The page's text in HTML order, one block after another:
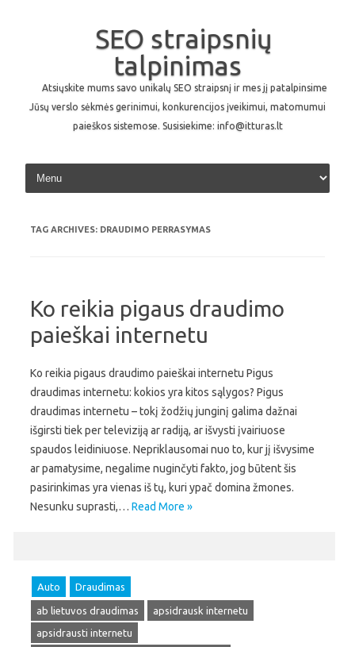
SEO straipsnių
talpinimas
Atsiųskite mums savo unikalų SEO straipsnį ir mes jį patalpinsime
Jūsų verslo sėkmės gerinimui, konkurencijos įveikimui, matomumui
paieškos sistemose. Susisiekime: info@itturas.lt
Skip to content
TAG ARCHIVES: DRAUDIMO PERRASYMAS
Ko reikia pigaus draudimo
paieškai internetu
Ko reikia pigaus draudimo paieškai internetu Pigus
draudimas internetu: kokios yra kitos sąlygos? Pigus
draudimas internetu – tokį žodžių junginį galima dažnai
išgirsti tiek per televiziją ar radiją, ar išvysti įvairiuose
spaudos leidiniuose. Nepriklausomai nuo to, kur jį išvysime
ar pamatysime, negalime nuginčyti fakto, jog būtent šis
pasirinkimas yra vienas iš tų, kuri ypač domina žmones.
Nesunku suprasti,… Read More »
Auto Draudimas
ab lietuvos draudimas
apsidrausk internetu
apsidrausti internetu